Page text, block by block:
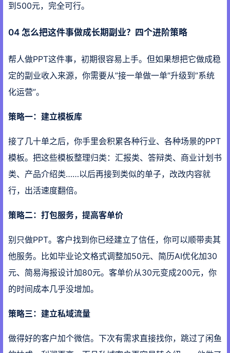
到500元，完全可行。
04 怎么把这件事做成长期副业？四个进阶策略
帮人做PPT这件事，初期很容易上手。但如果想把它做成稳
定的副业收入来源，你需要从”接一单做一单”升级到”系统
化运营”。
策略一：建立模板库
接了几十单之后，你手里会积累各种行业、各种场景的PPT
模板。把这些模板整理归类：汇报类、答辩类、商业计划书
类、产品介绍类……以后再接到类似的单子，改改内容就
行，出活速度翻倍。
策略二：打包服务，提高客单价
别只做PPT。客户找到你已经建立了信任，你可以顺带卖其
他服务。比如毕业论文格式调整加50元、简历AI优化加30
元、简易海报设计加80元。客单价从30元变成200元，你
的时间成本几乎没增加。
策略三：建立私域流量
做得好的客户加个微信。下次有需求直接找你，跳过了闲鱼